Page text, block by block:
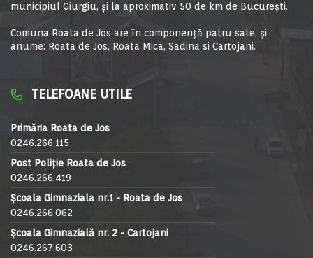
municipiul Giurgiu, şi la aproximativ 50 de km de Bucureşti.
Comuna Roata de Jos are în componență patru sate, și
anume: Roata de Jos, Roata Mica, Sadina si Cartojani.
TELEFOANE UTILE
Primăria Roata de Jos
0246.266.115
Post Poliție Roata de Jos
0246.266.419
Școala Gimnaziala nr.1 - Roata de Jos
0246.266.062
Școala Gimnazială nr. 2 - Cartojani
0246.267.603